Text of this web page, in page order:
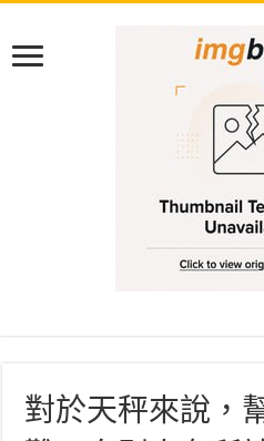
對於天秤來說，